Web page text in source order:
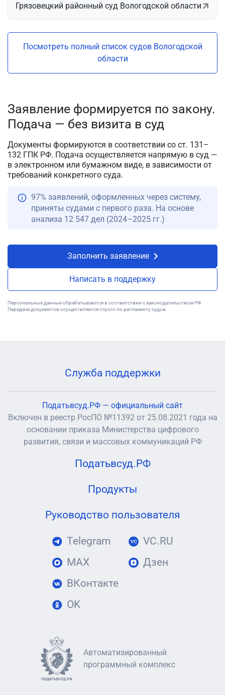
Грязовецкий районный суд Вологодской области
Посмотреть полный список судов Вологодской
области
Заявление формируется по закону.
Подача — без визита в суд
Документы формируются в соответствии со ст. 131–
132 ГПК РФ. Подача осуществляется напрямую в суд —
в электронном или бумажном виде, в зависимости от
требований конкретного суда.
97% заявлений, оформленных через систему,
приняты судами с первого раза. На основе
анализа 12 547 дел (2024–2025 гг.)
Заполнить заявление
Написать в поддержку
Персональные данные обрабатываются в соответствии с законодательством РФ.
Передача документов осуществляется строго по регламенту судов.
Служба поддержки
Податьвсуд.РФ — официальный сайт
Включен в реестр РосПО №11392 от 25.08.2021 года на
основании приказа Министерства цифрового
развития, связи и массовых коммуникаций РФ
Податьвсуд.РФ
Продукты
Руководство пользователя
Telegram
MAX
ВКонтакте
OK
VC.RU
Дзен
Автоматизированный
программный комплекс